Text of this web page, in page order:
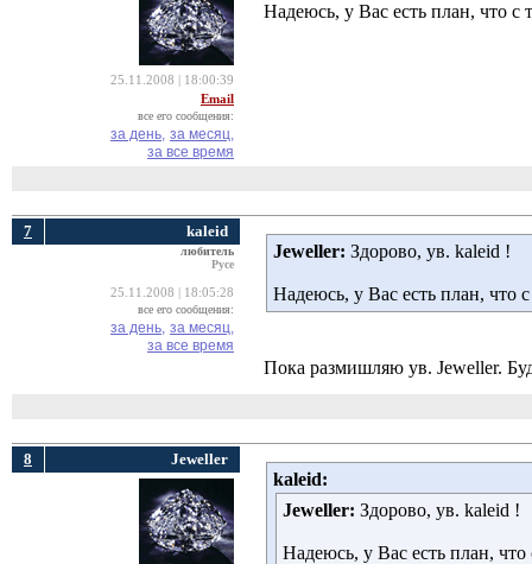
25.11.2008 | 18:00:39
Email
все его сообщения:
за день, за месяц,
за все время
Надеюсь, у Вас есть план, что с
7 kaleid
любитель
Русе
25.11.2008 | 18:05:28
все его сообщения:
за день, за месяц,
за все время
Jeweller: Здорово, ув. kaleid !
Надеюсь, у Вас есть план, что
Пока размишляю ув. Jeweller.
8 Jeweller
kaleid:
Jeweller: Здорово, ув. kaleid !
Надеюсь, у Вас есть план,